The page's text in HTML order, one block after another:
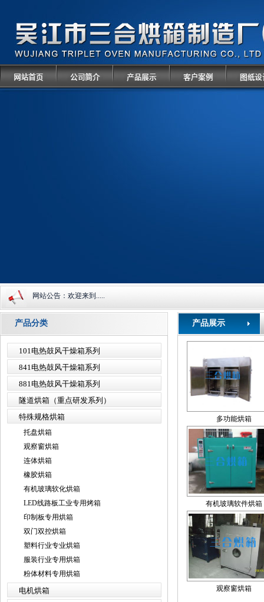
网站公告：欢迎来到.....
产品分类
101电热鼓风干燥箱系列
841电热鼓风干燥箱系列
881电热鼓风干燥箱系列
隧道烘箱（重点研发系列）
特殊规格烘箱
托盘烘箱
观察窗烘箱
连体烘箱
橡胶烘箱
有机玻璃软化烘箱
LED线路板工业专用烤箱
印制板专用烘箱
双门双控烘箱
塑料行业专业烘箱
服装行业专用烘箱
粉体材料专用烘箱
电机烘箱
产品展示
多功能烘箱
有机玻璃软件烘箱
观察窗烘箱